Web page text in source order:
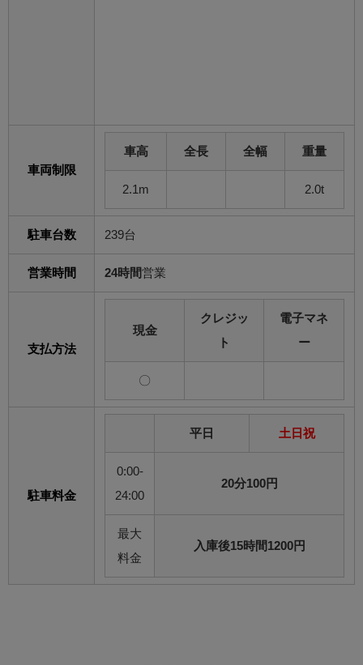
車両制限
車高 全長 全幅 重量
2.1m 2.0t
駐車台数 239台
営業時間 24時間営業
支払方法
現金
クレジッ
ト
電子マネ
ー
〇
駐車料金
平日 土日祝
0:00-
24:00
20分100円
最大
料金
入庫後15時間1200円